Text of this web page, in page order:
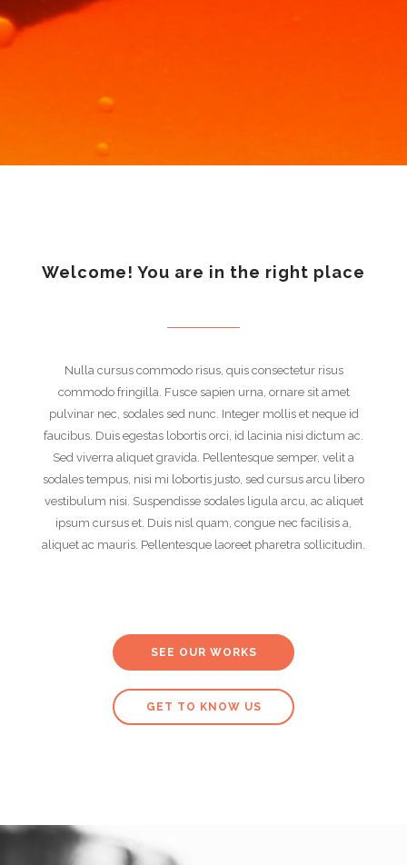
Welcome! You are in the right place
Nulla cursus commodo risus, quis consectetur risus
commodo fringilla. Fusce sapien urna, ornare sit amet
pulvinar nec, sodales sed nunc. Integer mollis et neque id
faucibus. Duis egestas lobortis orci, id lacinia nisi dictum ac.
Sed viverra aliquet gravida. Pellentesque semper, velit a
sodales tempus, nisi mi lobortis justo, sed cursus arcu libero
vestibulum nisi. Suspendisse sodales ligula arcu, ac aliquet
ipsum cursus et. Duis nisl quam, congue nec facilisis a,
aliquet ac mauris. Pellentesque laoreet pharetra sollicitudin.
SEE OUR WORKS
GET TO KNOW US